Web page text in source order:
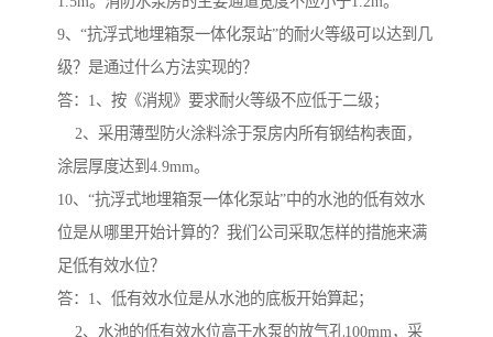
9、“抗浮式地埋箱泵一体化泵站”的耐火等级可以达到几
级？是通过什么方法实现的？
答：1、按《消规》要求耐火等级不应低于二级；
2、采用薄型防火涂料涂于泵房内所有钢结构表面，
涂层厚度达到4.9mm。
10、“抗浮式地埋箱泵一体化泵站”中的水池的低有效水
位是从哪里开始计算的？我们公司采取怎样的措施来满
足低有效水位？
答：1、低有效水位是从水池的底板开始算起；
2、水池的低有效水位高于水泵的放气孔100mm，采